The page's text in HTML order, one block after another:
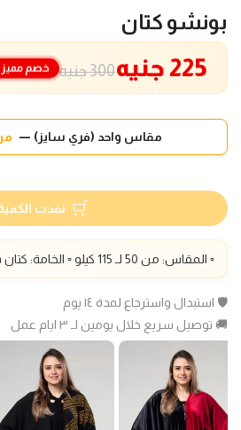
بونشو كتان
300 جنيه 225 جنيه خصم مميز
مقاس واحد (فري سايز) — من 50 لـ
نفدت
▫️ المقاس: من 50 لـ 115 كيلو ▫️ الخامة: كتان شيفون▫️
🛡️ استبدال واسترجاع لمدة ١٤ يوم
🚚 توصيل سريع خلال يومين لـ ٣ ايام عمل